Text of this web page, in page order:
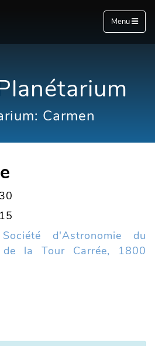
Menu
Carmen
d'Astronomie du
de la Tour Carrée, 1800